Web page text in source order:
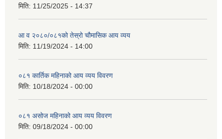
मिति: 11/25/2025 - 14:37
आ व २०८०/०८१को तेस्रो चौमासिक आय व्यय
मिति: 11/19/2024 - 14:00
०८१ कार्तिक महिनाको आय व्यय विवरण
मिति: 10/18/2024 - 00:00
०८१ असोज महिनाको आय व्यय विवरण
मिति: 09/18/2024 - 00:00